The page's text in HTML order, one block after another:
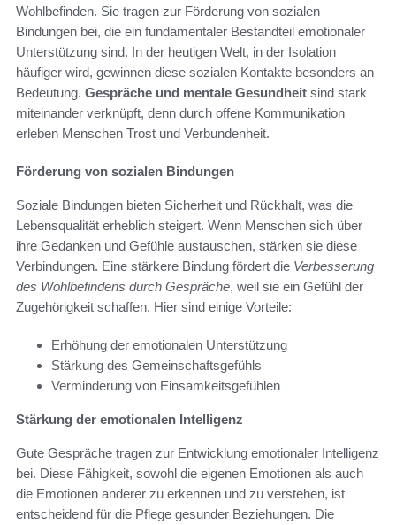
Wohlbefinden. Sie tragen zur Förderung von sozialen
Bindungen bei, die ein fundamentaler Bestandteil emotionaler
Unterstützung sind. In der heutigen Welt, in der Isolation
häufiger wird, gewinnen diese sozialen Kontakte besonders an
Bedeutung. Gespräche und mentale Gesundheit sind stark
miteinander verknüpft, denn durch offene Kommunikation
erleben Menschen Trost und Verbundenheit.
Förderung von sozialen Bindungen
Soziale Bindungen bieten Sicherheit und Rückhalt, was die
Lebensqualität erheblich steigert. Wenn Menschen sich über
ihre Gedanken und Gefühle austauschen, stärken sie diese
Verbindungen. Eine stärkere Bindung fördert die Verbesserung
des Wohlbefindens durch Gespräche, weil sie ein Gefühl der
Zugehörigkeit schaffen. Hier sind einige Vorteile:
Erhöhung der emotionalen Unterstützung
Stärkung des Gemeinschaftsgefühls
Verminderung von Einsamkeitsgefühlen
Stärkung der emotionalen Intelligenz
Gute Gespräche tragen zur Entwicklung emotionaler Intelligenz
bei. Diese Fähigkeit, sowohl die eigenen Emotionen als auch
die Emotionen anderer zu erkennen und zu verstehen, ist
entscheidend für die Pflege gesunder Beziehungen. Die